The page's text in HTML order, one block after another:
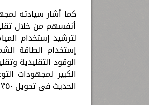
كما أشار سيادته
أنفسهم من خلال
لترشيد إستخدام
إستخدام الطاقة
الوقود التقليدية
الكبير لمجهودات
الحديث فى تحويل ١.٣٥٠ مليون فدان للرى الحديث بمعرفة المزارعين أنفسهم.